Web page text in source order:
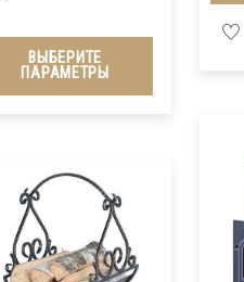
ВЫБЕРИТЕ
ПАРАМЕТРЫ